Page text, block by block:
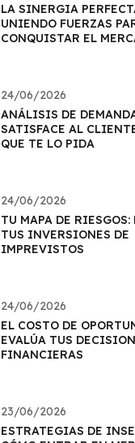
LA SINERGIA
UNIENDO FUERZAS
CONQUISTAR EL
24/06/2026
ANÁLISIS DE
SATISFACE AL
QUE TE LO PIDA
24/06/2026
TU MAPA DE RIESGOS:
TUS INVERSIONES DE
IMPREVISTOS
24/06/2026
EL COSTO DE
EVALÚA TUS
FINANCIERAS
23/06/2026
ESTRATEGIAS DE